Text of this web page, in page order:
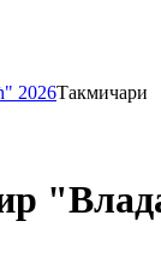
2026Такмичари